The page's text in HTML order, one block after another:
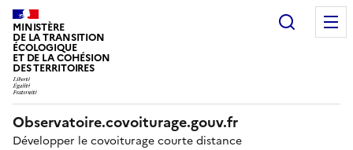
MINISTÈRE
DE LA TRANSITION
ÉCOLOGIQUE
ET DE LA COHÉSION
DES TERRITOIRES
Observatoire.covoiturage.gouv.fr
Développer le covoiturage courte distance